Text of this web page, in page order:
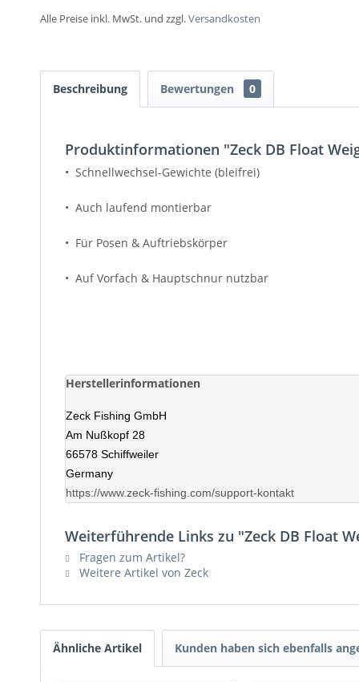
Alle Preise inkl. MwSt. und zzgl.Versandkosten
Beschreibung Bewertungen 0
Produktinformationen "Zeck DB Float
• Schnellwechsel-Gewichte (bleifrei)
• Auch laufend montierbar
• Für Posen & Auftriebskörper
• Auf Vorfach & Hauptschnur nutzbar
Herstellerinformationen
Zeck Fishing GmbH
Am Nußkopf 28
66578 Schiffweiler
Germany
https://www.zeck-fishing.com/support-kontakt
Weiterführende Links zu "Zeck DB Float
Fragen zum Artikel?
Weitere Artikel von Zeck
Ähnliche Artikel Kunden haben sich ebenfalls